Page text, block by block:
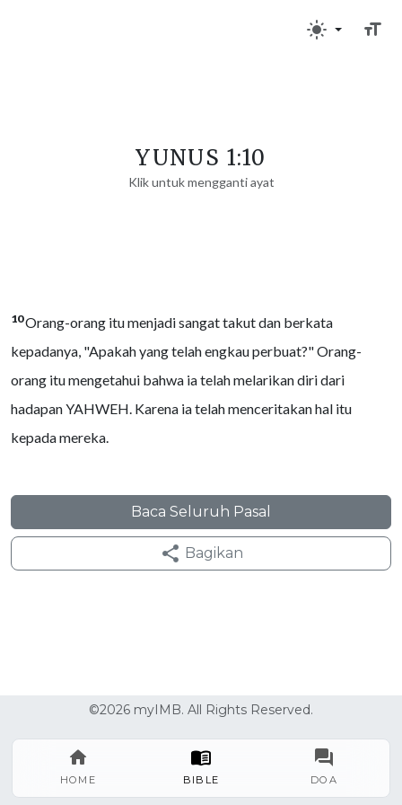
HOME BIBLE DOA
YUNUS 1:10
Klik untuk mengganti ayat
10Orang-orang itu menjadi sangat takut dan berkata
kepadanya, "Apakah yang telah engkau perbuat?" Orang-
orang itu mengetahui bahwa ia telah melarikan diri dari
hadapan YAHWEH. Karena ia telah menceritakan hal itu
kepada mereka.
Baca Seluruh Pasal
Bagikan
©2026 myIMB. All Rights Reserved.